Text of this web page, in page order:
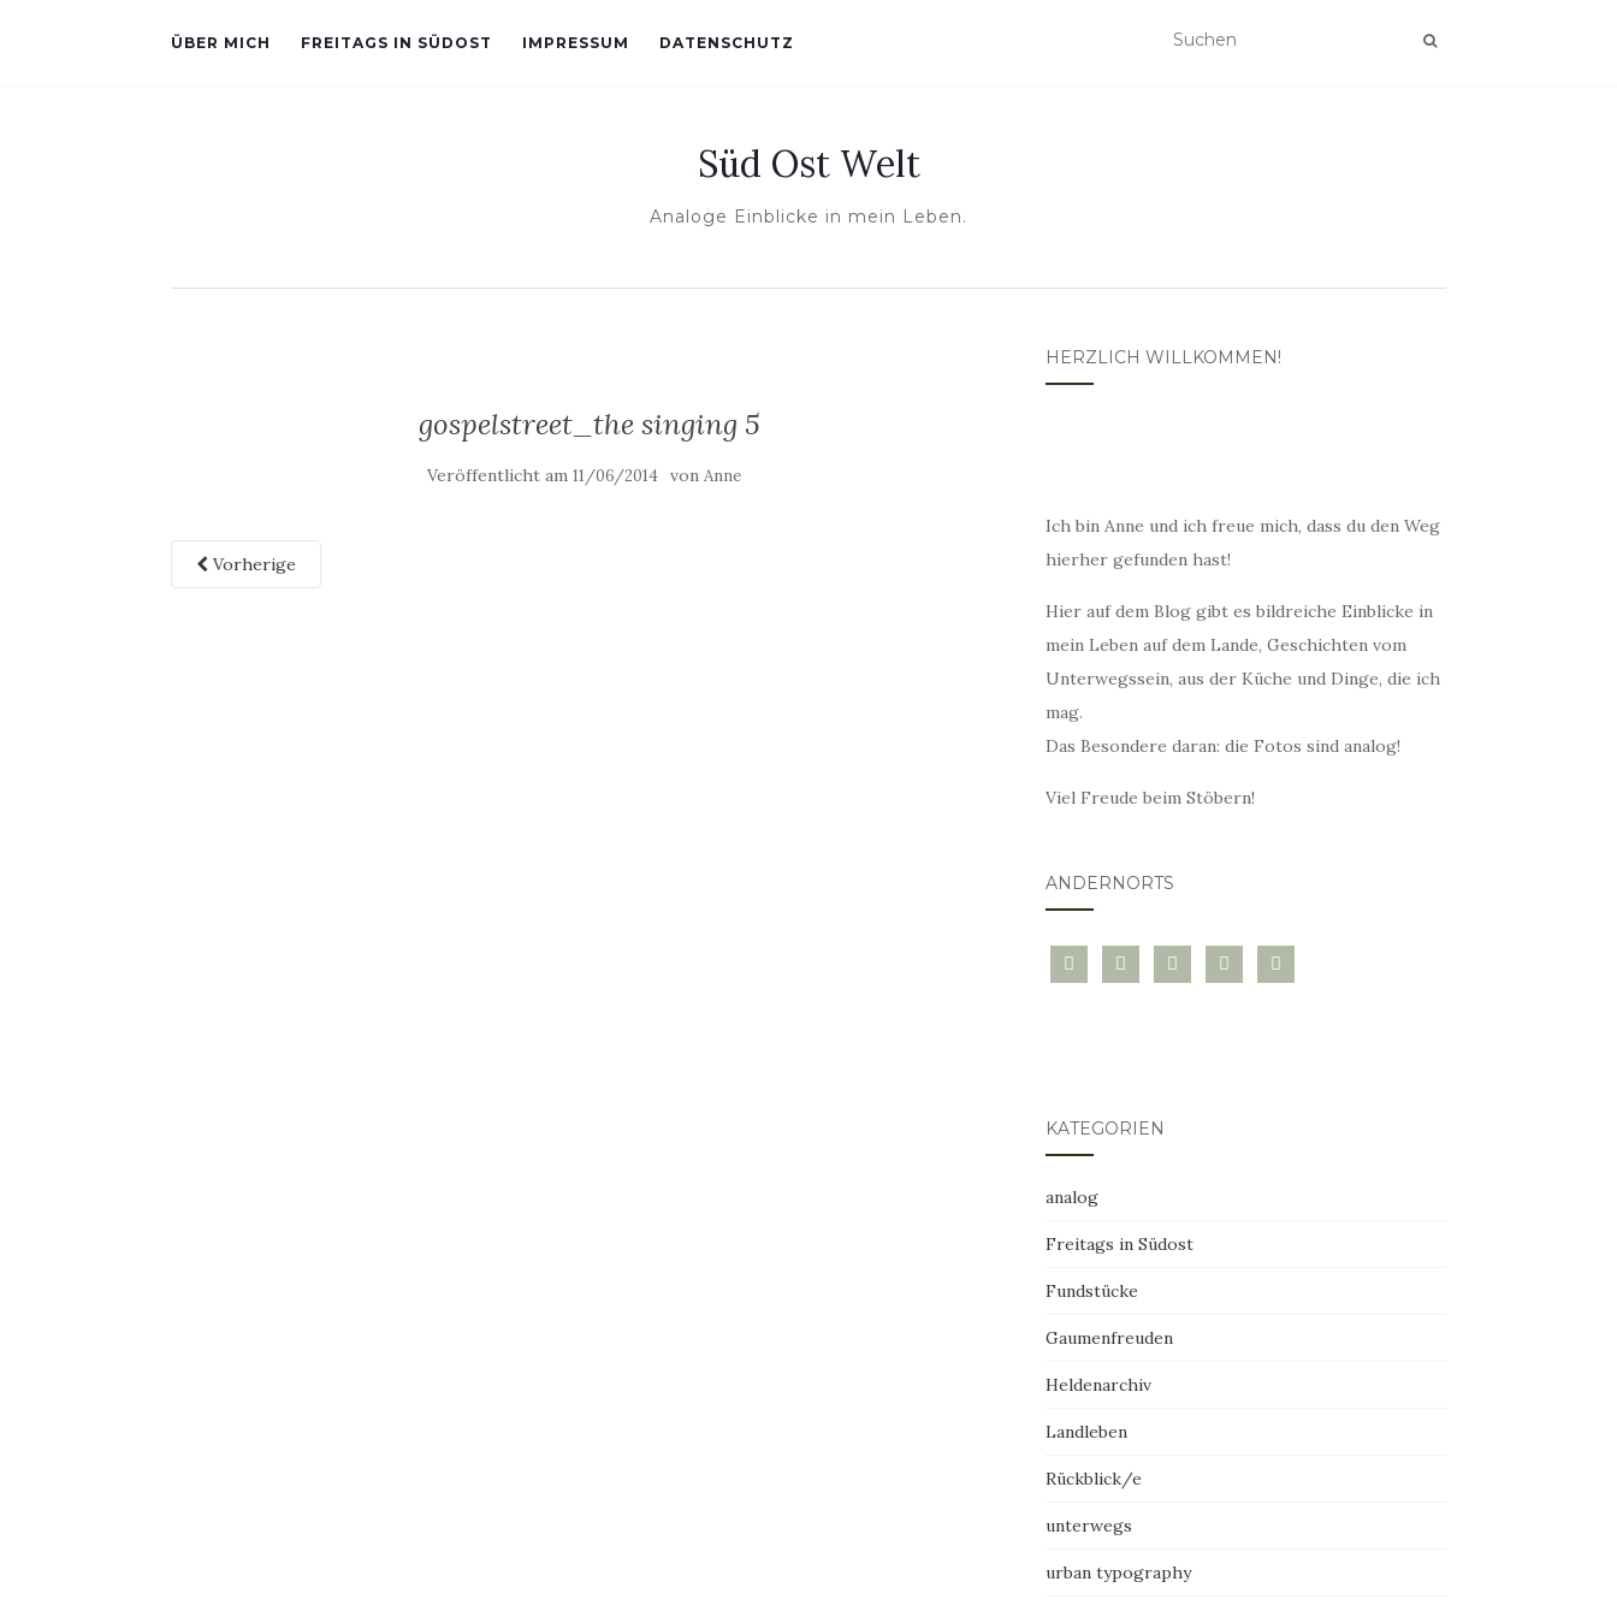
ÜBER MICH FREITAGS IN SÜDOST IMPRESSUM DATENSCHUTZ
Süd Ost Welt
Analoge Einblicke in mein Leben.
gospelstreet_the singing 5
Veröffentlicht am 11/06/2014 von Anne
Vorherige
HERZLICH WILLKOMMEN!
Ich bin Anne und ich freue mich, dass du den Weg
hierher gefunden hast!
Hier auf dem Blog gibt es bildreiche Einblicke in
mein Leben auf dem Lande, Geschichten vom
Unterwegssein, aus der Küche und Dinge, die ich
mag.
Das Besondere daran: die Fotos sind analog!
Viel Freude beim Stöbern!
ANDERNORTS
bloglovininstagramtwitter pinterest
mail
KATEGORIEN
analog
Freitags in Südost
Fundstücke
Gaumenfreuden
Heldenarchiv
Landleben
Rückblick/e
unterwegs
urban typography